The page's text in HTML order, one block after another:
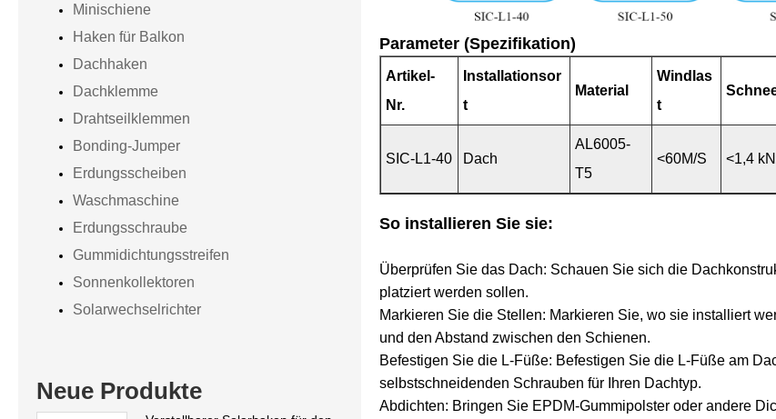
Minischiene
Haken für Balkon
Dachhaken
Dachklemme
Drahtseilklemmen
Bonding-Jumper
Erdungsscheiben
Waschmaschine
Erdungsschraube
Gummidichtungsstreifen
Sonnenkollektoren
Solarwechselrichter
Neue Produkte
Parameter (Spezifikation)
Artikel-
Nr.
Installationsor
t
Material
Windlas
t
SIC-L1-40 Dach
AL6005-
T5
<60M/S <1,4
So installieren Sie sie:
Überprüfen Sie das Dach: Schauen Sie sich die
platziert werden sollen.
Markieren Sie die Stellen: Markieren Sie, wo sie installiert
und den Abstand zwischen den Schienen.
Befestigen Sie die L-Füße: Befestigen Sie die L-Füße am
selbstschneidenden Schrauben für Ihren Dachtyp.
Abdichten: Bringen Sie EPDM-Gummipolster oder andere